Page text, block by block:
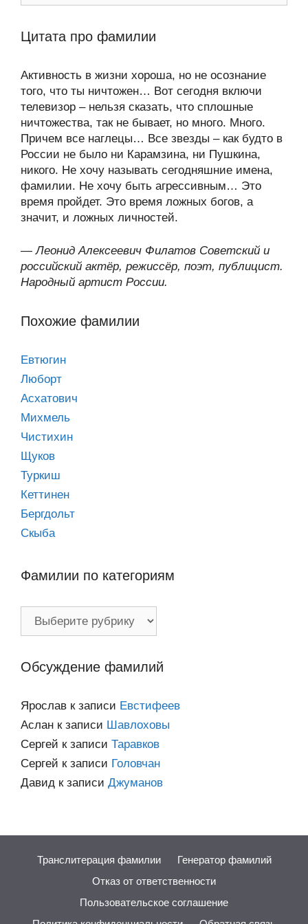
Цитата про фамилии
Активность в жизни хороша, но не осознание
того, что ты ничтожен… Вот сегодня включи
телевизор – нельзя сказать, что сплошные
ничтожества, так не бывает, но много. Много.
Причем все наглецы… Все звезды – как будто в
России не было ни Карамзина, ни Пушкина,
никого. Не хочу называть сегодняшние имена,
фамилии. Не хочу быть агрессивным… Это
время пройдет. Это время ложных богов, а
значит, и ложных личностей.
—Леонид Алексеевич Филатов Советский и
российский актёр, режиссёр, поэт, публицист.
Народный артист России.
Похожие фамилии
Евтюгин
Люборт
Асхатович
Михмель
Чистихин
Щуков
Туркиш
Кеттинен
Бергдольт
Скыба
Фамилии по категориям
Фамилии
Обсуждение фамилий
Ярослав к записи Евстифеев
Аслан к записи Шавлоховы
Сергей к записи Таравков
Сергей к записи Головчан
Давид к записи Джуманов
Транслитерация фамилии
Генератор фамилий
Отказ от ответственности
Пользовательское соглашение